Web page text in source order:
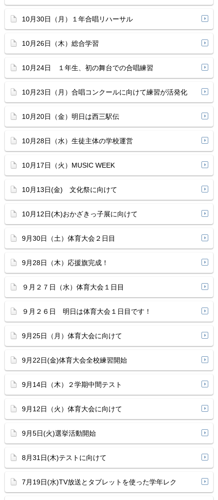
10月30日（月）１年合唱リハーサル
10月26日（木）総合学習
10月24日 １年生、初の舞台での合唱練習
10月23日（月）合唱コンクールに向けて練習が活発化
10月20日（金）明日は西三駅伝
10月28日（水）生徒主体の学校運営
10月17日（火）MUSIC WEEK
10月13日(金) 文化祭に向けて
10月12日(木)おかざきっ子展に向けて
9月30日（土）体育大会２日目
9月28日（木）応援旗完成！
９月２７日（水）体育大会１日目
９月２６日 明日は体育大会１日目です！
9月25日（月）体育大会に向けて
9月22日(金)体育大会全校練習開始
9月14日（木）２学期中間テスト
9月12日（火）体育大会に向けて
9月5日(火)選挙活動開始
8月31日(木)テストに向けて
7月19日(水)TV放送とタブレットを使った学年レク